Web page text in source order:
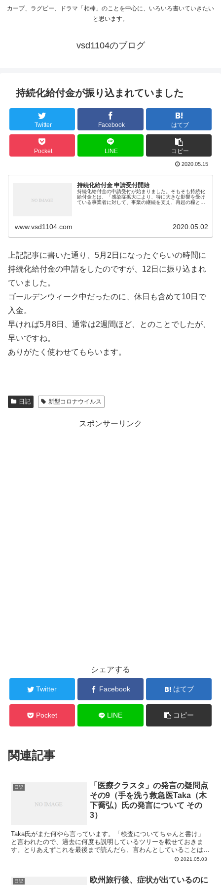
カープ、ラグビー、ドラマ「相棒」のことを中心に、いろいろ書いていきたい
と思います。
vsd1104のブログ
持続化給付金が振り込まれていました
Twitter Facebook はてブ
Pocket LINE コピー
2020.05.15
持続化給付金 申請受付開始
持続化給付金の申請受付が始まりました。そもそも持続化
給付金とは、「感染症拡大により、特に大きな影響を受け
ている事業者に対して、事業の継続を支え、再起の糧とな
www.vsd1104.com 2020.05.02
上記記事に書いた通り、5月2日になったぐらいの時間に
持続化給付金の申請をしたのですが、12日に振り込まれ
ていました。
ゴールデンウィーク中だったのに、休日も含めて10日で
入金。
早ければ5月8日、通常は2週間ほど、とのことでしたが、
早いですね。
ありがたく使わせてもらいます。
日記 新型コロナウイルス
スポンサーリンク
シェアする
Twitter Facebook はてブ
Pocket LINE コピー
関連記事
日記
「医療クラスタ」の発言の疑問点
その9（手を洗う救急医Taka（木
下喬弘）氏の発言について その
3）
Taka氏がまた何やら言っています。「検査についてちゃんと書け」
と言われたので、過去に何度も説明しているツリーを載せておきま
す。とりあえずこれを最後まで読んだら、言わんとしていることはわ
かると思います。というわけで、その過去のツリーを読んで...2021.05.03
日記 欧州旅行後、症状が出ているのに